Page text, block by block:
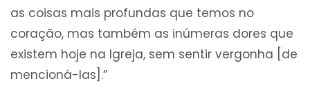
as coisas mais profundas que temos no
coração, mas também as inúmeras dores que
existem hoje na Igreja, sem sentir vergonha [de
mencioná-las].”